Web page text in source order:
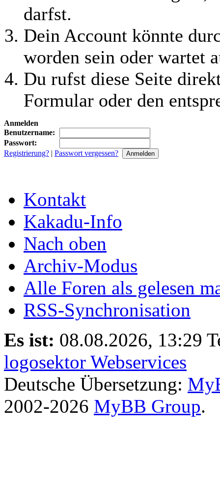
darfst.
Dein Account könnte
worden sein oder wartet
Du rufst diese Seite
Formular oder den
Anmelden
Benutzername:
Passwort:
Registrierung? | Passwort vergessen?
Kontakt
Kakadu-Info
Nach oben
Archiv-Modus
Alle Foren als gelesen
RSS-Synchronisation
Es ist: 08.08.2026, 13:29
logosektor Webservices
Deutsche Übersetzung:
2002-2026 MyBB Group.